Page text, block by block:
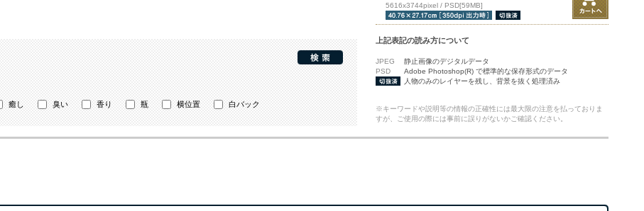
癒し 臭い 香り 瓶 横位置 白バック
5616x3744pixel / PSD[59MB]
上記表記の読み方について
JPEG
静止画像のデジタルデータ
PSD
Adobe Photoshop(R) で標準的な保存形式のデータ
人物のみのレイヤーを残し、背景を抜く処理済み
※キーワードや説明等の情報の正確性には最大限の注意を払っておりま
すが、ご使用の際には事前に誤りがないかご確認ください。